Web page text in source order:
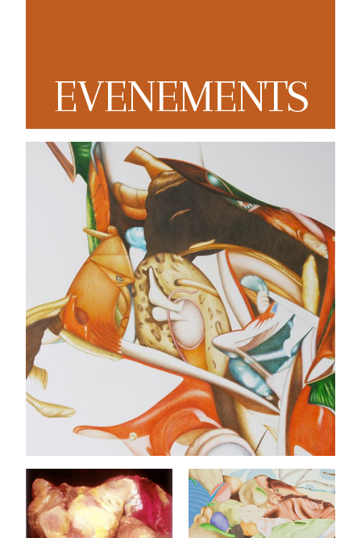
EVENEMENTS